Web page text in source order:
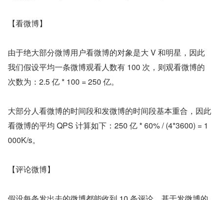
【看微博】
由于绝大部分微博用户看微博的对象是大 V 和明星，因此
我们假设平均一条微博观看人数有 100 次，则观看微博的
次数为：2.5 亿 * 100 = 250 亿。
大部分人看微博的时间段和发微博的时间段基本重合，因此
看微博的平均 QPS 计算如下：250 亿 * 60% / (4*3600) = 1
000K/s。
【评论微博】